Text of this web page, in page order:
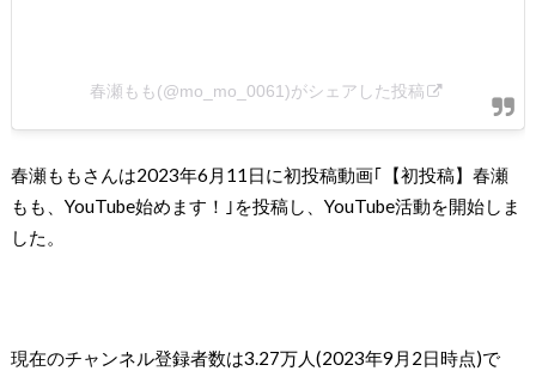
春瀬もも(@mo_mo_0061)がシェアした投稿
春瀬ももさんは2023年6月11日に初投稿動画｢【初投稿】春瀬
もも、YouTube始めます！｣を投稿し、YouTube活動を開始しま
した。
現在のチャンネル登録者数は3.27万人(2023年9月2日時点)で